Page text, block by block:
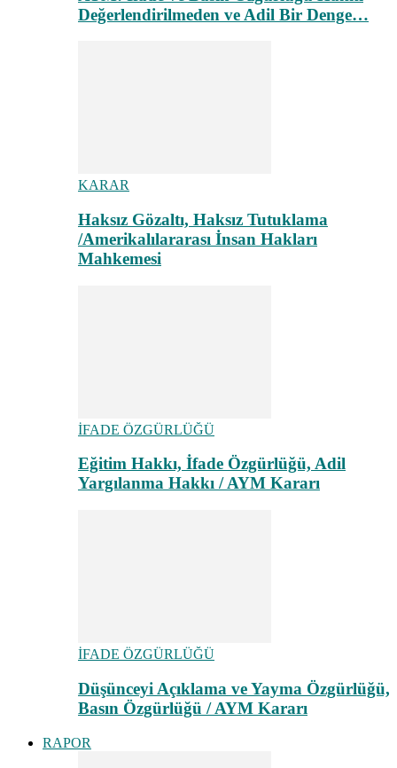
Değerlendirilmeden ve Adil Bir Denge…
KARAR
Haksız Gözaltı, Haksız Tutuklama
/Amerikalılararası İnsan Hakları
Mahkemesi
İFADE ÖZGÜRLÜĞÜ
Eğitim Hakkı, İfade Özgürlüğü, Adil
Yargılanma Hakkı / AYM Kararı
İFADE ÖZGÜRLÜĞÜ
Düşünceyi Açıklama ve Yayma Özgürlüğü,
Basın Özgürlüğü / AYM Kararı
RAPOR